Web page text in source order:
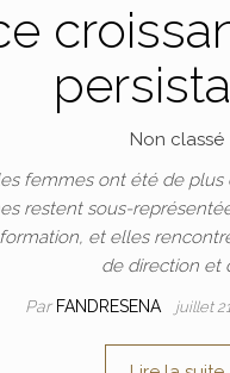
Non classé
femmes ont été de plus
restent sous-
et elles
de direction et
Par FANDRESENA juillet